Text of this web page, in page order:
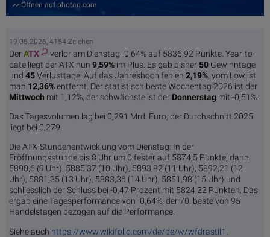
>> Öffnen auf photaq.com
19.05.2026, 4154 Zeichen
DerATX
verlor am Dienstag -0,64% auf 5836,92 Punkte. Year-to-
date liegt der ATX nun 9,59% im Plus. Es gab bisher 50 Gewinntage
und 45Verlusttage. Auf das Jahreshoch fehlen 2,19%, vom Low ist
man 12,36%entfernt. Der statistisch beste Wochentag 2026 ist der
Mittwoch mit 1,12%, der schwächste ist der Donnerstag mit -0,51%.
Das Tagesvolumen lag bei 0,291 Mrd. Euro, der Durchschnitt 2025
liegt bei 0,279.
Die ATX-Stundenentwicklung vom Dienstag: In der
Eröffnungsstunde bis 8 Uhr um 0 fester auf 5874,5 Punkte, dann
5890,6 (9 Uhr), 5885,37 (10 Uhr), 5893,82 (11 Uhr), 5892,21 (12
Uhr), 5881,35 (13 Uhr), 5883,36 (14 Uhr), 5851,98 (15 Uhr) und
schliesslich der Schluss bei -0,47 Prozent mit 5824,22 Punkten. Das
ergab eine Tagesperformance von -0,64%, der 70. beste von 95
Handelstagen bezogen auf die Performance.
Siehe auch https://www.wikifolio.com/de/de/w/wfdrastil1